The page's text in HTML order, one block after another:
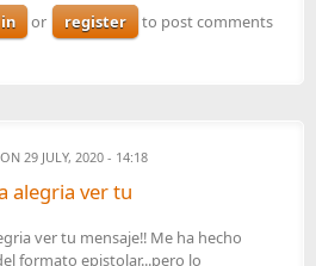
or register to post comments
ON 29 JULY, 2020 - 14:18
alegria ver tu
ver tu mensaje!! Me ha hecho
formato epistolar...pero lo